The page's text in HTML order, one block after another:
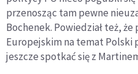
przenosząc tam pewne
Bochenek. Powiedział też,
Europejskim na temat Polski
jeszcze spotkać się z